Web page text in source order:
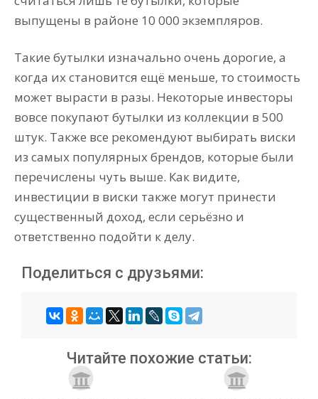
выпущены в районе 10 000 экземпляров.
Такие бутылки изначально очень дорогие, а
когда их становится ещё меньше, то стоимость
может вырасти в разы. Некоторые инвесторы
вовсе покупают бутылки из коллекции в 500
штук. Также все рекомендуют выбирать виски
из самых популярных брендов, которые были
перечислены чуть выше. Как видите,
инвестиции в виски также могут принести
существенный доход, если серьёзно и
ответственно подойти к делу.
Поделиться с друзьями:
Читайте похожие статьи: